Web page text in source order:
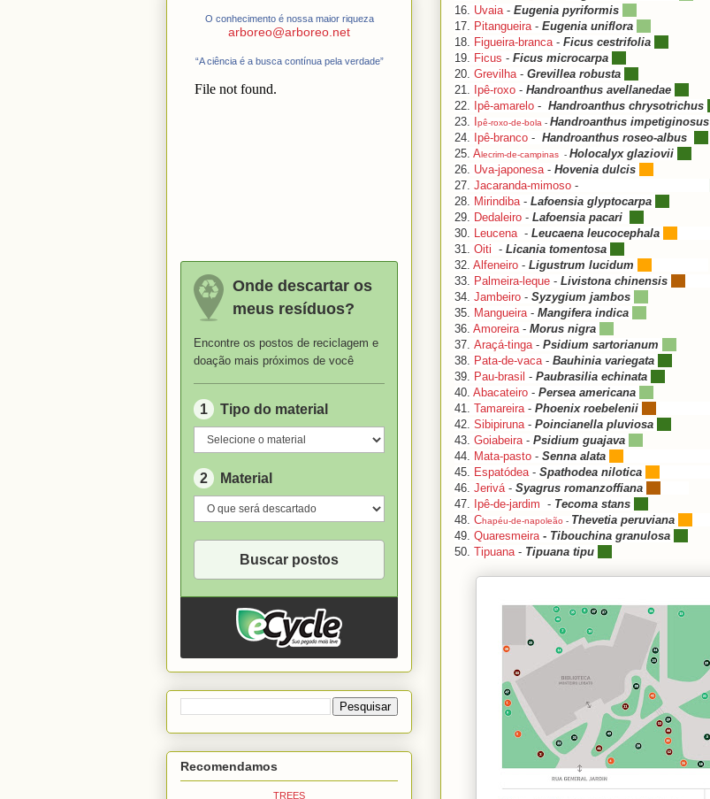
16. Uvaia - Eugenia pyriformis
17.
Pitangueira - Eugenia uniflora
18.
Figueira-branca - Ficus cestrifolia
19.
Ficus - Ficus microcarpa
20. Grevilha - Grevillea robusta
21.
Ipê-roxo - Handroanthus avellanedae
22.
Ipê-amarelo - Handroanthus chrysotrichus
23.
pê-roxo-de-bola - Handroanthus impetiginosus
24.
Ipê-branco - Handroanthus roseo-albus
25. Alecrim-de-campinas - Holocalyx glaziovii
26. Uva-japonesa - Hovenia dulcis
27. Jacaranda-mimoso -
28.
Mirindiba - Lafoensia glyptocarpa
29.
Dedaleiro - Lafoensia pacari
30.
Leucena - Leucaena leucocephala
31. Oiti - Licania tomentosa
32. Alfeneiro - Ligustrum lucidum
33.
Palmeira-leque - Livistona chinensis
34. Jambeiro - Syzygium jambos
35.
Mangueira - Mangifera indica
36. Amoreira - Morus nigra
37. Araçá-tinga - Psidium sartorianum
38.
Pata-de-vaca - Bauhinia variegata
39.
Pau-brasil - Paubrasilia echinata
40. Abacateiro - Persea americana
41. Tamareira - Phoenix roebelenii
42. Sibipiruna - Poincianella pluviosa
43. Goiabeira - Psidium guajava
44.
Mata-pasto - Senna alata
45.
Espatódea - Spathodea nilotica
46. Jerivá - Syagrus romanzoffiana
47.
Ipê-de-jardim - Tecoma stans
48. Chapéu-de-napoleão - Thevetia peruviana
49. Quaresmeira - Tibouchina granulosa
50. Tipuana - Tipuana tipu
O conhecimento é nossa maior riqueza
arboreo@arboreo.net
“A ciência é a busca contínua pela verdade”
Recomendamos
TREES